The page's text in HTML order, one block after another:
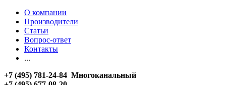
О компании
Производители
Статьи
Вопрос-ответ
Контакты
...
+7 (495) 781-24-84 Многоканальный